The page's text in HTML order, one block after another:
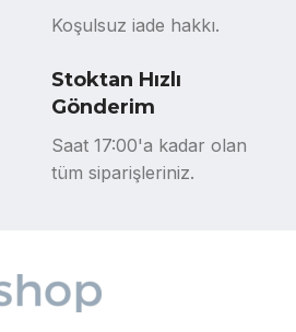
Koşulsuz iade hakkı.
Stoktan Hızlı
Gönderim
Saat 17:00'a kadar olan
tüm siparişleriniz.